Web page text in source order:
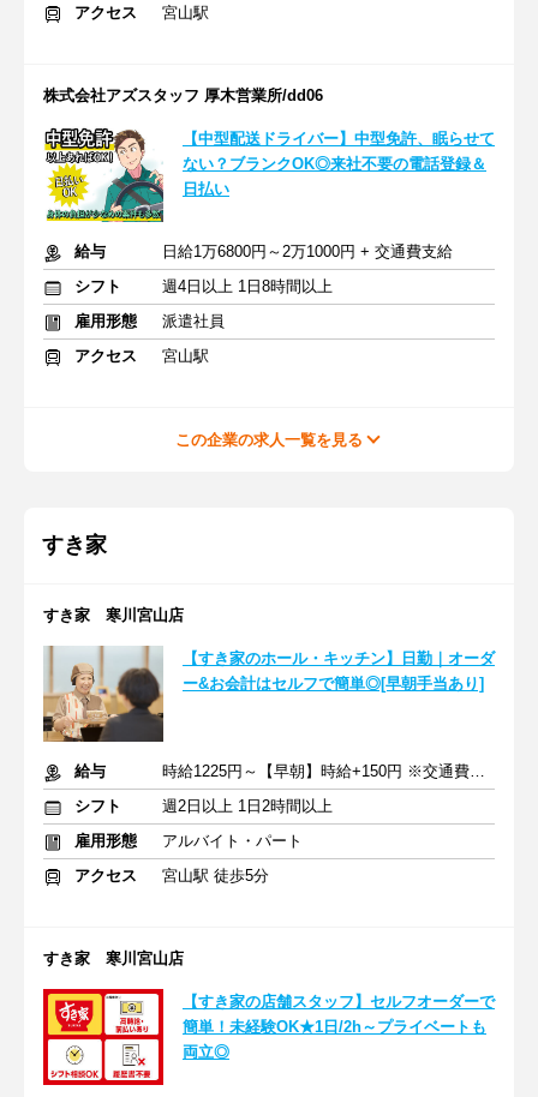
アクセス 宮山駅
株式会社アズスタッフ 厚木営業所/dd06
【中型配送ドライバー】中型免許、眠らせて
ない？ブランクOK◎来社不要の電話登録＆
日払い
給与
日給1万6800円～2万1000円 + 交通費支給
シフト
週4日以上 1日8時間以上
雇用形態
派遣社員
アクセス
宮山駅
この企業の求人一覧を見る
すき家
すき家 寒川宮山店
【すき家のホール・キッチン】日勤｜オーダ
ー&お会計はセルフで簡単◎[早朝手当あり]
給与
時給1225円～【早朝】時給+150円 ※交通費支給
シフト
週2日以上 1日2時間以上
雇用形態
アルバイト・パート
アクセス
宮山駅 徒歩5分
すき家 寒川宮山店
【すき家の店舗スタッフ】セルフオーダーで
簡単！未経験OK★1日/2h～プライベートも
両立◎